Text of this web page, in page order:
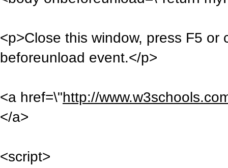
<p>Close this window, press F5
beforeunload event.</p>
<a href=\"http://
</a>
<script>